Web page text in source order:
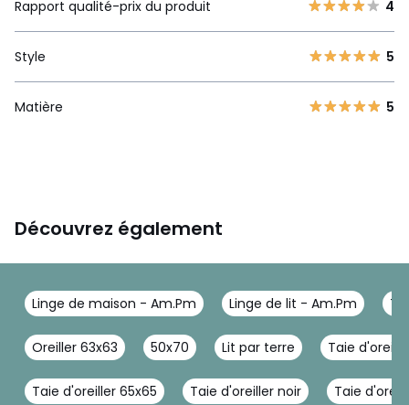
Rapport qualité-prix du produit
4
Style 5
Matière 5
Découvrez également
Linge de maison - Am.Pm Linge de lit - Am.Pm
Oreiller 63x63 50x70 Lit par terre Taie
Taie d'oreiller 65x65 Taie d'oreiller noir Taie